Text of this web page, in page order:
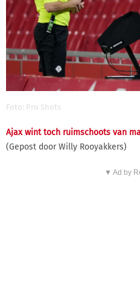
Foto: Pro Shots
Ajax wint toch ruimschoots van
(Gepost door Willy Rooyakkers)
▼ Ad by